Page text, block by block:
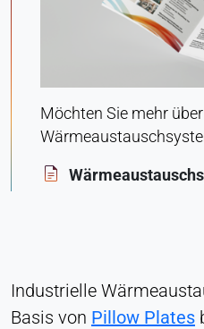
Möchten Sie mehr über
Industrielle
Basis von Pillow Plates
Zustimmung
Zweck:
Speichert Ihre
1 Jahr
genutzt wird, und um
Benutzerfreundlichkeit